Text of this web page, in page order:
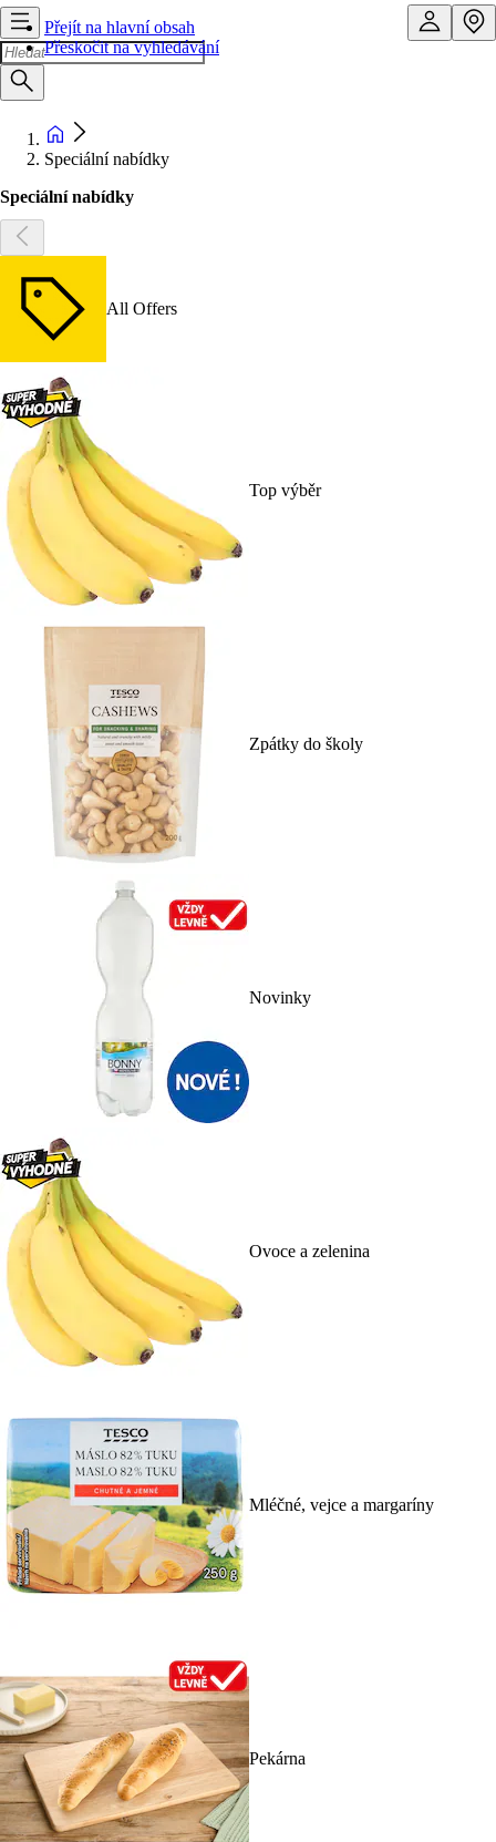
Přejít na hlavní obsah
Přeskočit na vyhledávání
Speciální nabídky
Speciální nabídky
All Offers
Top výběr
Zpátky do školy
Novinky
Ovoce a zelenina
Mléčné, vejce a margaríny
Pekárna